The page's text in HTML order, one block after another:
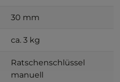
30 mm
ca. 3 kg
Ratschenschlüssel
manuell